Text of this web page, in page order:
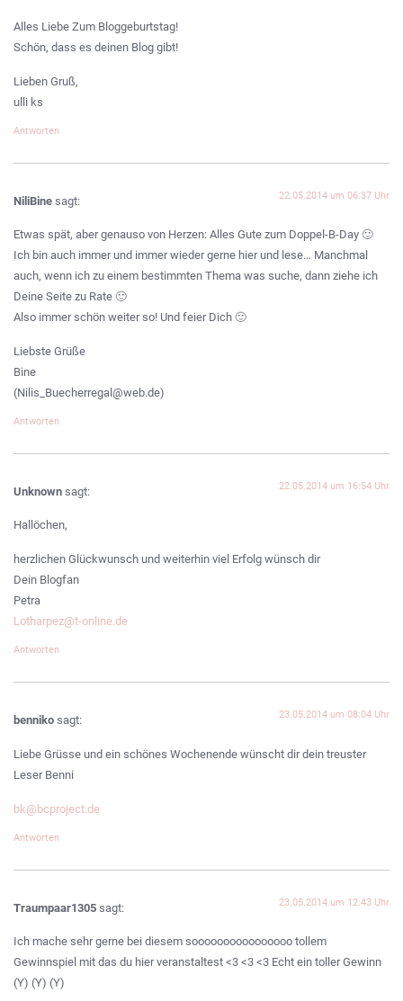
Alles Liebe Zum Bloggeburtstag!
Schön, dass es deinen Blog gibt!
Lieben Gruß,
ulli ks
Antworten
NiliBine sagt: 22.05.2014 um 06:37 Uhr
Etwas spät, aber genauso von Herzen: Alles Gute zum Doppel-B-Day 🙂
Ich bin auch immer und immer wieder gerne hier und lese… Manchmal
auch, wenn ich zu einem bestimmten Thema was suche, dann ziehe ich
Deine Seite zu Rate 🙂
Also immer schön weiter so! Und feier Dich 🙂
Liebste Grüße
Bine
(Nilis_Buecherregal@web.de)
Antworten
Unknown sagt: 22.05.2014 um 16:54 Uhr
Hallöchen,
herzlichen Glückwunsch und weiterhin viel Erfolg wünsch dir
Dein Blogfan
Petra
Lotharpez@t-online.de
Antworten
benniko sagt: 23.05.2014 um 08:04 Uhr
Liebe Grüsse und ein schönes Wochenende wünscht dir dein treuster
Leser Benni
bk@bcproject.de
Antworten
Traumpaar1305 sagt: 23.05.2014 um 12:43 Uhr
Ich mache sehr gerne bei diesem soooooooooooooooo tollem
Gewinnspiel mit das du hier veranstaltest <3 <3 <3 Echt ein toller Gewinn
(Y) (Y) (Y)